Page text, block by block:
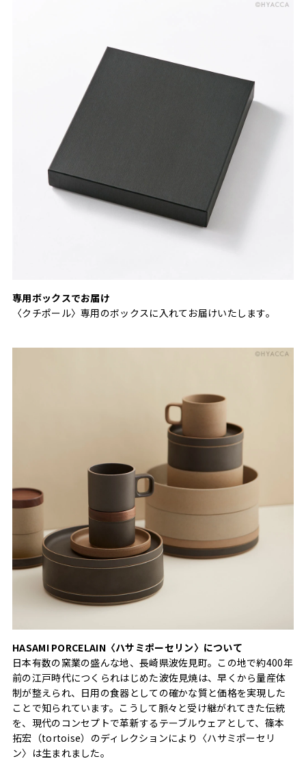
専用ボックスでお届け
〈クチポール〉専用のボックスに入れてお届けいたします。
HASAMI PORCELAIN〈ハサミポーセリン〉について
日本有数の窯業の盛んな地、長崎県波佐見町。この地で約400年
前の江戸時代につくられはじめた波佐見焼は、早くから量産体
制が整えられ、日用の食器としての確かな質と価格を実現した
ことで知られています。こうして脈々と受け継がれてきた伝統
を、現代のコンセプトで革新するテーブルウェアとして、篠本
拓宏（tortoise）のディレクションにより〈ハサミポーセリ
ン〉は生まれました。